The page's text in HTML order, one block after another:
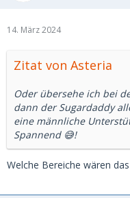
14. März 2024
Zitat von Asteria
Oder übersehe ich bei
dann der Sugardaddy
eine männliche
Spannend 😅!
Welche Bereiche wären